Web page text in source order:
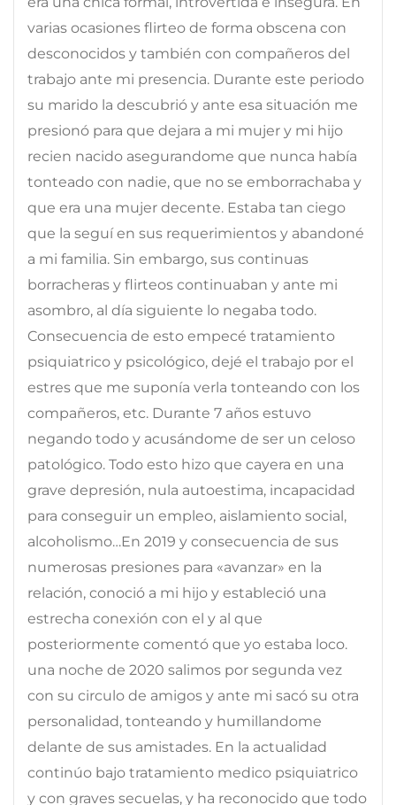
varias ocasiones flirteo de forma obscena con
desconocidos y también con compañeros del
trabajo ante mi presencia. Durante este periodo
su marido la descubrió y ante esa situación me
presionó para que dejara a mi mujer y mi hijo
recien nacido asegurandome que nunca había
tonteado con nadie, que no se emborrachaba y
que era una mujer decente. Estaba tan ciego
que la seguí en sus requerimientos y abandoné
a mi familia. Sin embargo, sus continuas
borracheras y flirteos continuaban y ante mi
asombro, al día siguiente lo negaba todo.
Consecuencia de esto empecé tratamiento
psiquiatrico y psicológico, dejé el trabajo por el
estres que me suponía verla tonteando con los
compañeros, etc. Durante 7 años estuvo
negando todo y acusándome de ser un celoso
patológico. Todo esto hizo que cayera en una
grave depresión, nula autoestima, incapacidad
para conseguir un empleo, aislamiento social,
alcoholismo…En 2019 y consecuencia de sus
numerosas presiones para «avanzar» en la
relación, conoció a mi hijo y estableció una
estrecha conexión con el y al que
posteriormente comentó que yo estaba loco.
una noche de 2020 salimos por segunda vez
con su circulo de amigos y ante mi sacó su otra
personalidad, tonteando y humillandome
delante de sus amistades. En la actualidad
continúo bajo tratamiento medico psiquiatrico
y con graves secuelas, y ha reconocido que todo